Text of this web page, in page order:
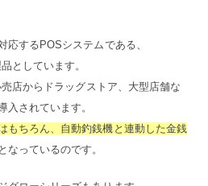
応するPOSシステムである、
としています。
店からドラッグストア、大型店舗な
入されています。
もちろん、自動釣銭機と連動した金銭
となっているのです。